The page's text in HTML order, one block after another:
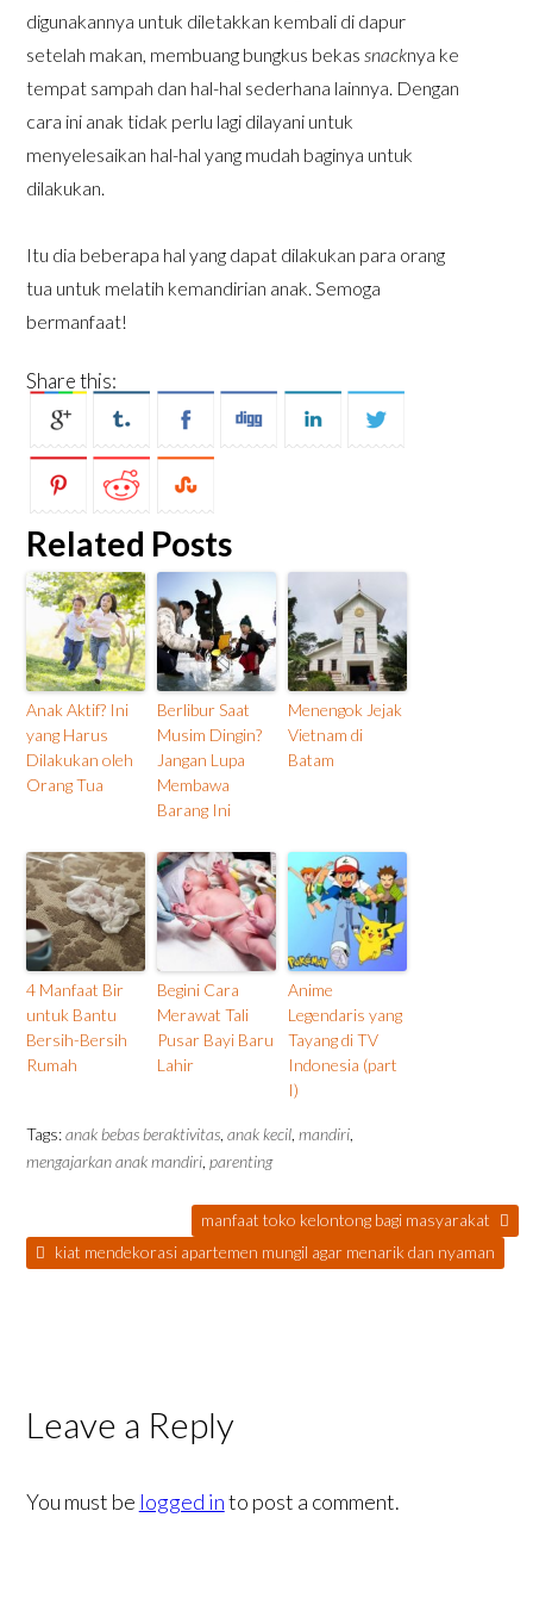
digunakannya untuk diletakkan kembali di dapur
setelah makan, membuang bungkus bekas snacknya ke
tempat sampah dan hal-hal sederhana lainnya. Dengan
cara ini anak tidak perlu lagi dilayani untuk
menyelesaikan hal-hal yang mudah baginya untuk
dilakukan.
Itu dia beberapa hal yang dapat dilakukan para orang
tua untuk melatih kemandirian anak. Semoga
bermanfaat!
Share this:
Related Posts
Anak Aktif? Ini
yang Harus
Dilakukan oleh
Orang Tua
Berlibur Saat
Musim Dingin?
Jangan Lupa
Membawa
Barang Ini
Menengok Jejak
Vietnam di
Batam
4 Manfaat Bir
untuk Bantu
Bersih-Bersih
Rumah
Begini Cara
Merawat Tali
Pusar Bayi Baru
Lahir
Anime
Legendaris yang
Tayang di TV
Indonesia (part
I)
Tags:anak bebas beraktivitas, anak kecil, mandiri,
mengajarkan anak mandiri, parenting
manfaat toko kelontong bagi masyarakat
kiat mendekorasi apartemen mungil agar menarik dan nyaman
Leave a Reply
You must be logged into post a comment.